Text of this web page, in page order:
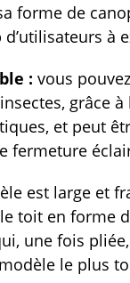
forme de
à
: vous
grâce
et peut
fermeture
est large et
toit en forme
une fois pliée,
le plus